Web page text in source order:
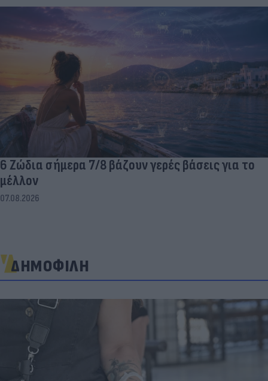
6 Ζώδια σήμερα 7/8 βάζουν γερές βάσεις για το
μέλλον
07.08.2026
ΔΗΜΟΦΙΛΗ